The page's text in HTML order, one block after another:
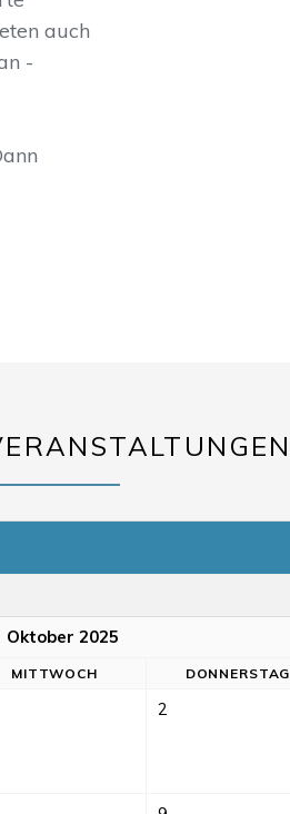
auch
-
Oktober 2025
MITTWOCH DONNERSTAG
2